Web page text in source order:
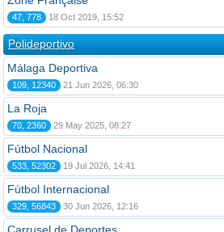
47, 778 18 Oct 2019, 15:52
Polideportivo
Málaga Deportiva
109, 12340 21 Jun 2026, 06:30
La Roja
70, 2360 29 May 2025, 08:27
Fútbol Nacional
533, 52302 19 Jul 2026, 14:41
Fútbol Internacional
329, 56843 30 Jun 2026, 12:16